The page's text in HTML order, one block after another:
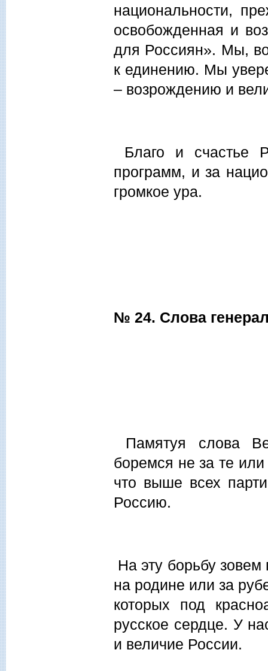
национальности,
освобожденная и
для Россиян». Мы,
к единению. Мы
– возрождению и
Благо и счастье
программ, и за
громкое ура.
№ 24. Слова
Памятуя слова
боремся не за те
что выше всех
Россию.
На эту борьбу
на родине или за
которых под
русское сердце. У
и величие России.